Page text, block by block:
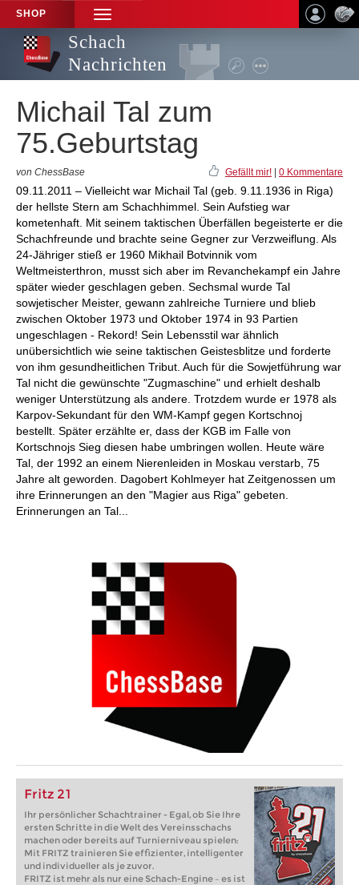
SHOP
TOGGLE
NAVIGATION
Schach
Nachrichten
Michail Tal zum
75.Geburtstag
von ChessBase Gefällt mir! 0 Kommentare
09.11.2011 – Vielleicht war Michail Tal (geb. 9.11.1936 in Riga)
der hellste Stern am Schachhimmel. Sein Aufstieg war
kometenhaft. Mit seinem taktischen Überfällen begeisterte er die
Schachfreunde und brachte seine Gegner zur Verzweiflung. Als
24-Jähriger stieß er 1960 Mikhail Botvinnik vom
Weltmeisterthron, musst sich aber im Revanchekampf ein Jahre
später wieder geschlagen geben. Sechsmal wurde Tal
sowjetischer Meister, gewann zahlreiche Turniere und blieb
zwischen Oktober 1973 und Oktober 1974 in 93 Partien
ungeschlagen - Rekord! Sein Lebensstil war ähnlich
unübersichtlich wie seine taktischen Geistesblitze und forderte
von ihm gesundheitlichen Tribut. Auch für die Sowjetführung war
Tal nicht die gewünschte "Zugmaschine" und erhielt deshalb
weniger Unterstützung als andere. Trotzdem wurde er 1978 als
Karpov-Sekundant für den WM-Kampf gegen Kortschnoj
bestellt. Später erzählte er, dass der KGB im Falle von
Kortschnojs Sieg diesen habe umbringen wollen. Heute wäre
Tal, der 1992 an einem Nierenleiden in Moskau verstarb, 75
Jahre alt geworden. Dagobert Kohlmeyer hat Zeitgenossen um
ihre Erinnerungen an den "Magier aus Riga" gebeten.
Erinnerungen an Tal...
Fritz 21
Ihr persönlicher Schachtrainer - Egal, ob Sie Ihre
ersten Schritte in die Welt des Vereinsschachs
machen oder bereits auf Turnierniveau spielen:
Mit FRITZ trainieren Sie effizienter, intelligenter
und individueller als je zuvor.
FRITZ ist mehr als nur eine Schach-Engine – es ist